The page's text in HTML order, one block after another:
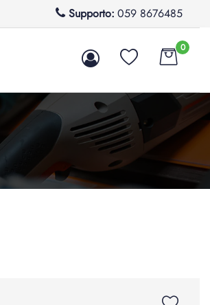
Supporto: 059 8676485
0